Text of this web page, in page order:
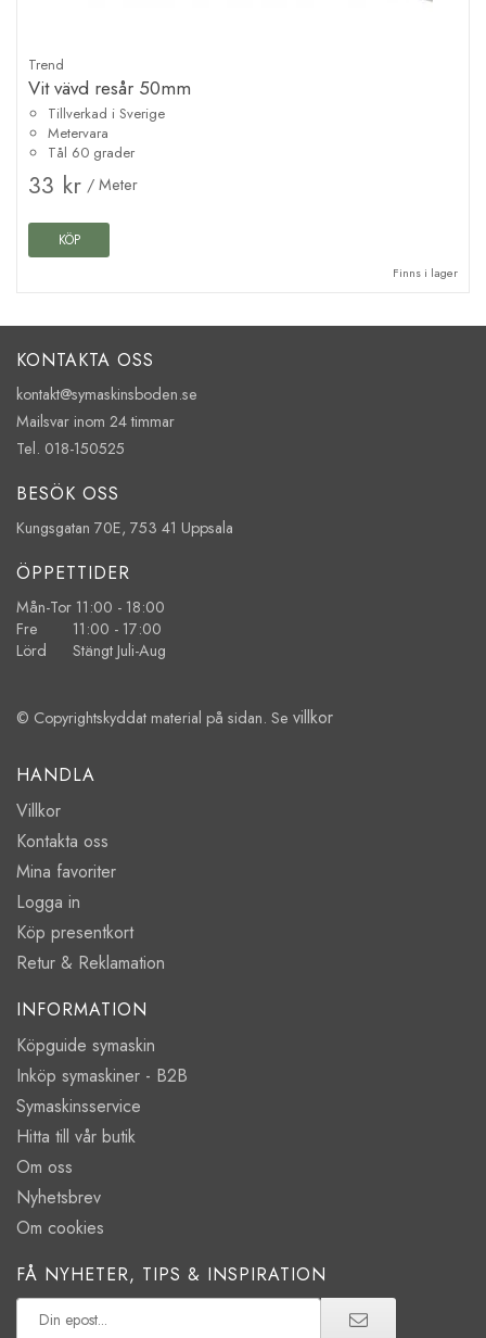
Trend
Vit vävd resår 50mm
Tillverkad i Sverige
Metervara
Tål 60 grader
33 kr / Meter
KÖP
Finns i lager
KONTAKTA OSS
kontakt@symaskinsboden.se
Mailsvar inom 24 timmar
Tel. 018-150525
BESÖK OSS
Kungsgatan 70E, 753 41 Uppsala
ÖPPETTIDER
Mån-Tor 11:00 - 18:00
Fre 11:00 - 17:00
Lörd Stängt Juli-Aug
© Copyrightskyddat material på sidan. Se villkor
HANDLA
Villkor
Kontakta oss
Mina favoriter
Logga in
Köp presentkort
Retur & Reklamation
INFORMATION
Köpguide symaskin
Inköp symaskiner - B2B
Symaskinsservice
Hitta till vår butik
Om oss
Nyhetsbrev
Om cookies
FÅ NYHETER, TIPS & INSPIRATION